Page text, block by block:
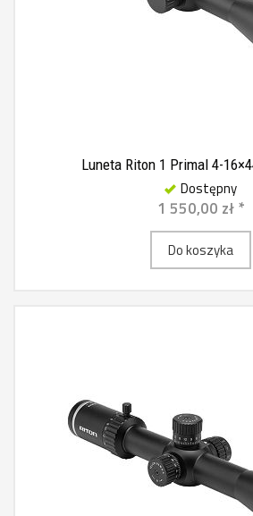
Luneta Riton 1 Primal 4-
Dostępny
1 550,00 zł *
Do koszyka